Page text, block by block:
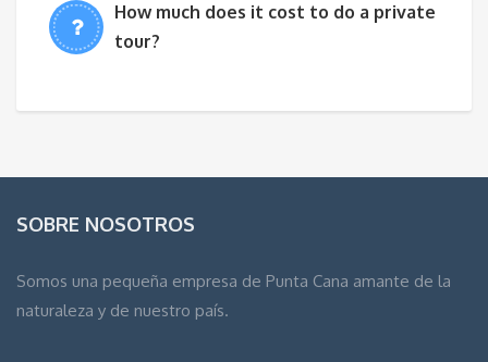
How much does it cost to do a private
tour?
SOBRE NOSOTROS
Somos una pequeña empresa de Punta Cana amante de la
naturaleza y de nuestro país.